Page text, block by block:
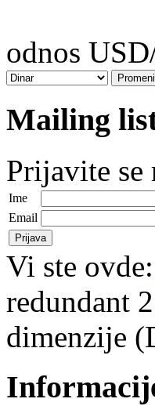
odnos
Mailing
Prijavite se
Ime
Email
Vi ste ovde:
redundant
dimenzije